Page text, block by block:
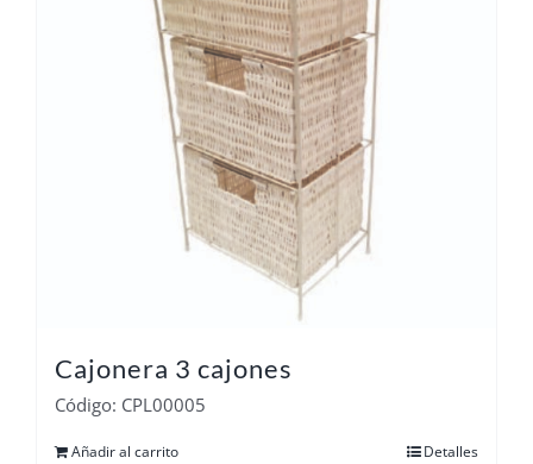
Cajonera 3 cajones
Código: CPL00005
Añadir al carrito Detalles